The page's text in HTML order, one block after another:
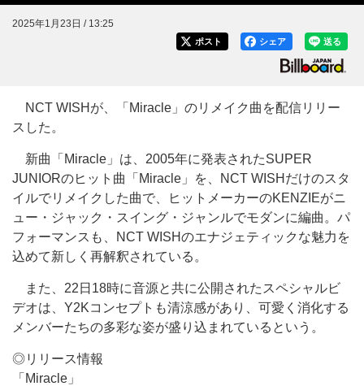
2025年1月23日 / 13:25
送る
シェア
ポスト
NCT WISHが、「Miracle」のリメイク曲を配信リリー
スした。
新曲「Miracle」は、2005年に発表されたSUPER
JUNIORのヒット曲「Miracle」を、NCT WISHだけのスタ
イルでリメイクした曲で、ヒットメーカーのKENZIEがニ
ュー・ジャック・スイング・ジャンルでモダンに編曲。パ
フォーマンスも、NCT WISHのエナジェティックな魅力を
込めて新しく再解釈されている。
また、22日18時に音源と共に公開されたスペシャルビ
デオは、Y2Kコンセプトも清涼感があり、可愛く消化する
メンバーたちの多彩な姿が盛り込まれているという。
◎リリース情報
「Miracle」